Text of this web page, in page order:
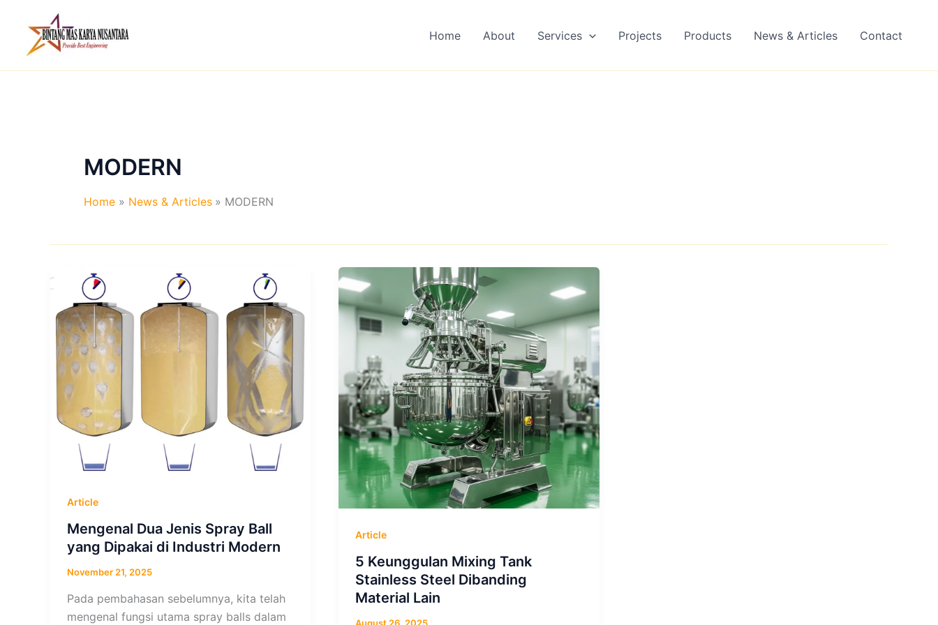
content
Home About Services Projects Products News & Articles Contact
MODERN
Home News & Articles MODERN
Article
Mengenal Dua Jenis Spray Ball
yang Dipakai di Industri Modern
November 21, 2025
Pada pembahasan sebelumnya, kita telah
mengenal fungsi utama spray balls dalam
Article
5 Keunggulan Mixing Tank
Stainless Steel Dibanding
Material Lain